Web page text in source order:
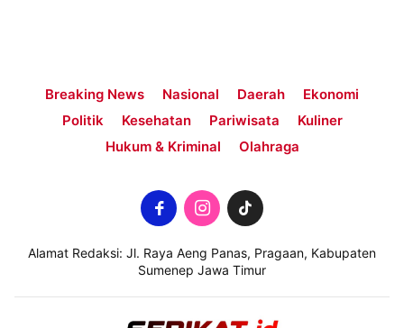
Breaking News Nasional Daerah
Ekonomi
Politik
Kesehatan Pariwisata
Kuliner
Hukum & Kriminal
Olahraga
Alamat Redaksi: Jl. Raya Aeng Panas, Pragaan, Kabupaten
Sumenep Jawa Timur